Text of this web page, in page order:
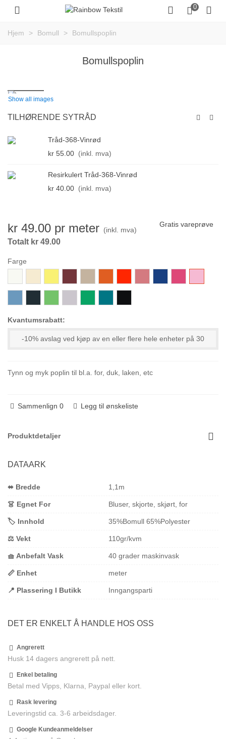
0
Hjem > Bomull > Bomullspoplin
Bomullspoplin
Show all images
TILHØRENDE SYTRÅD
Tråd-368-Vinrød
kr 55.00 (inkl. mva)
Resirkulert Tråd-368-Vinrød
kr 40.00 (inkl. mva)
kr 49.00 pr meter (inkl. mva)
Totalt kr 49.00
Gratis vareprøve
Farge
Hvit
KremNaturSitronGulVinrødSand OransjeRødOransje
SterkGammelrosa
KongeBlå
CeriseRosa
LysBlåMidnattsBlåNeonGrønnLysPastellGrå
LimeGronn
TurkisSvart
Kvantumsrabatt:
-10% avslag ved kjøp av en eller flere hele enheter på 30
Tynn og myk poplin til bl.a. for, duk, laken, etc
Sammenlign 0 Legg til ønskeliste
Produktdetaljer
DATAARK
⬌ Bredde 1,1m
👗 Egnet For Bluser, skjorte, skjørt, for
🏷️ Innhold 35%Bomull 65%Polyester
⚖️ Vekt 110gr/kvm
🧺 Anbefalt Vask 40 grader maskinvask
📏 Enhet meter
📍 Plassering I Butikk Inngangsparti
DET ER ENKELT Å HANDLE HOS OSS
Angrerett
Husk 14 dagers angrerett på nett.
Enkel betaling
Betal med Vipps, Klarna, Paypal eller kort.
Rask levering
Leveringstid ca. 3-6 arbeidsdager.
Google Kundeanmeldelser